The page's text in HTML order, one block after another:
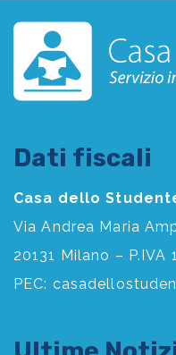
Dati fiscali
Casa dello
Via Andrea Maria
20131 Milano – P.IVA
PEC: